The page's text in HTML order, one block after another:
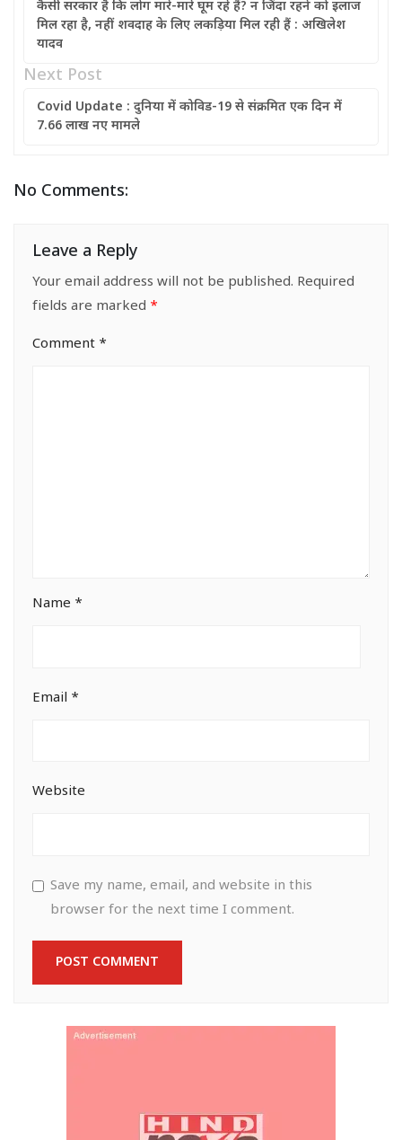
कैसी सरकार है कि लोग मारे-मारे घूम रहे हैं? न जिंदा रहने को इलाज
मिल रहा है, नहीं शवदाह के लिए लकड़िया मिल रही हैं : अखिलेश
यादव
Next Post
Covid Update : दुनिया में कोविड-19 से संक्रमित एक दिन में
7.66 लाख नए मामले
No Comments:
Leave a Reply
Your email address will not be published. Required
fields are marked *
Comment *
Name *
Email *
Website
Save my name, email, and website in this
browser for the next time I comment.